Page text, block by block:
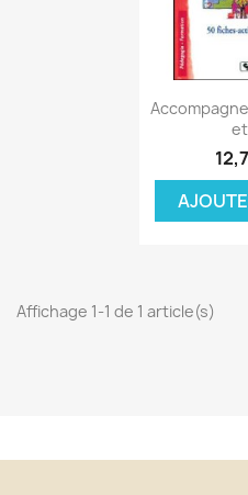

Affichage 1-1 de 1 article(s)